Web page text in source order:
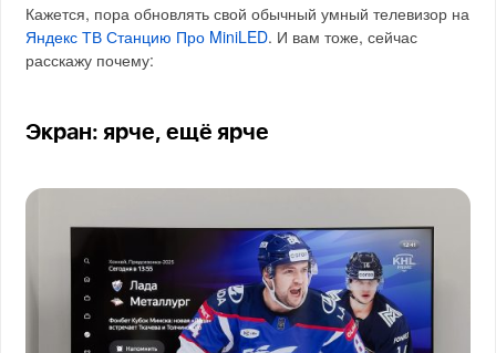
Кажется, пора обновлять свой обычный умный телевизор на
Яндекс ТВ Станцию Про MiniLED. И вам тоже, сейчас
расскажу почему:
Экран: ярче, ещё ярче